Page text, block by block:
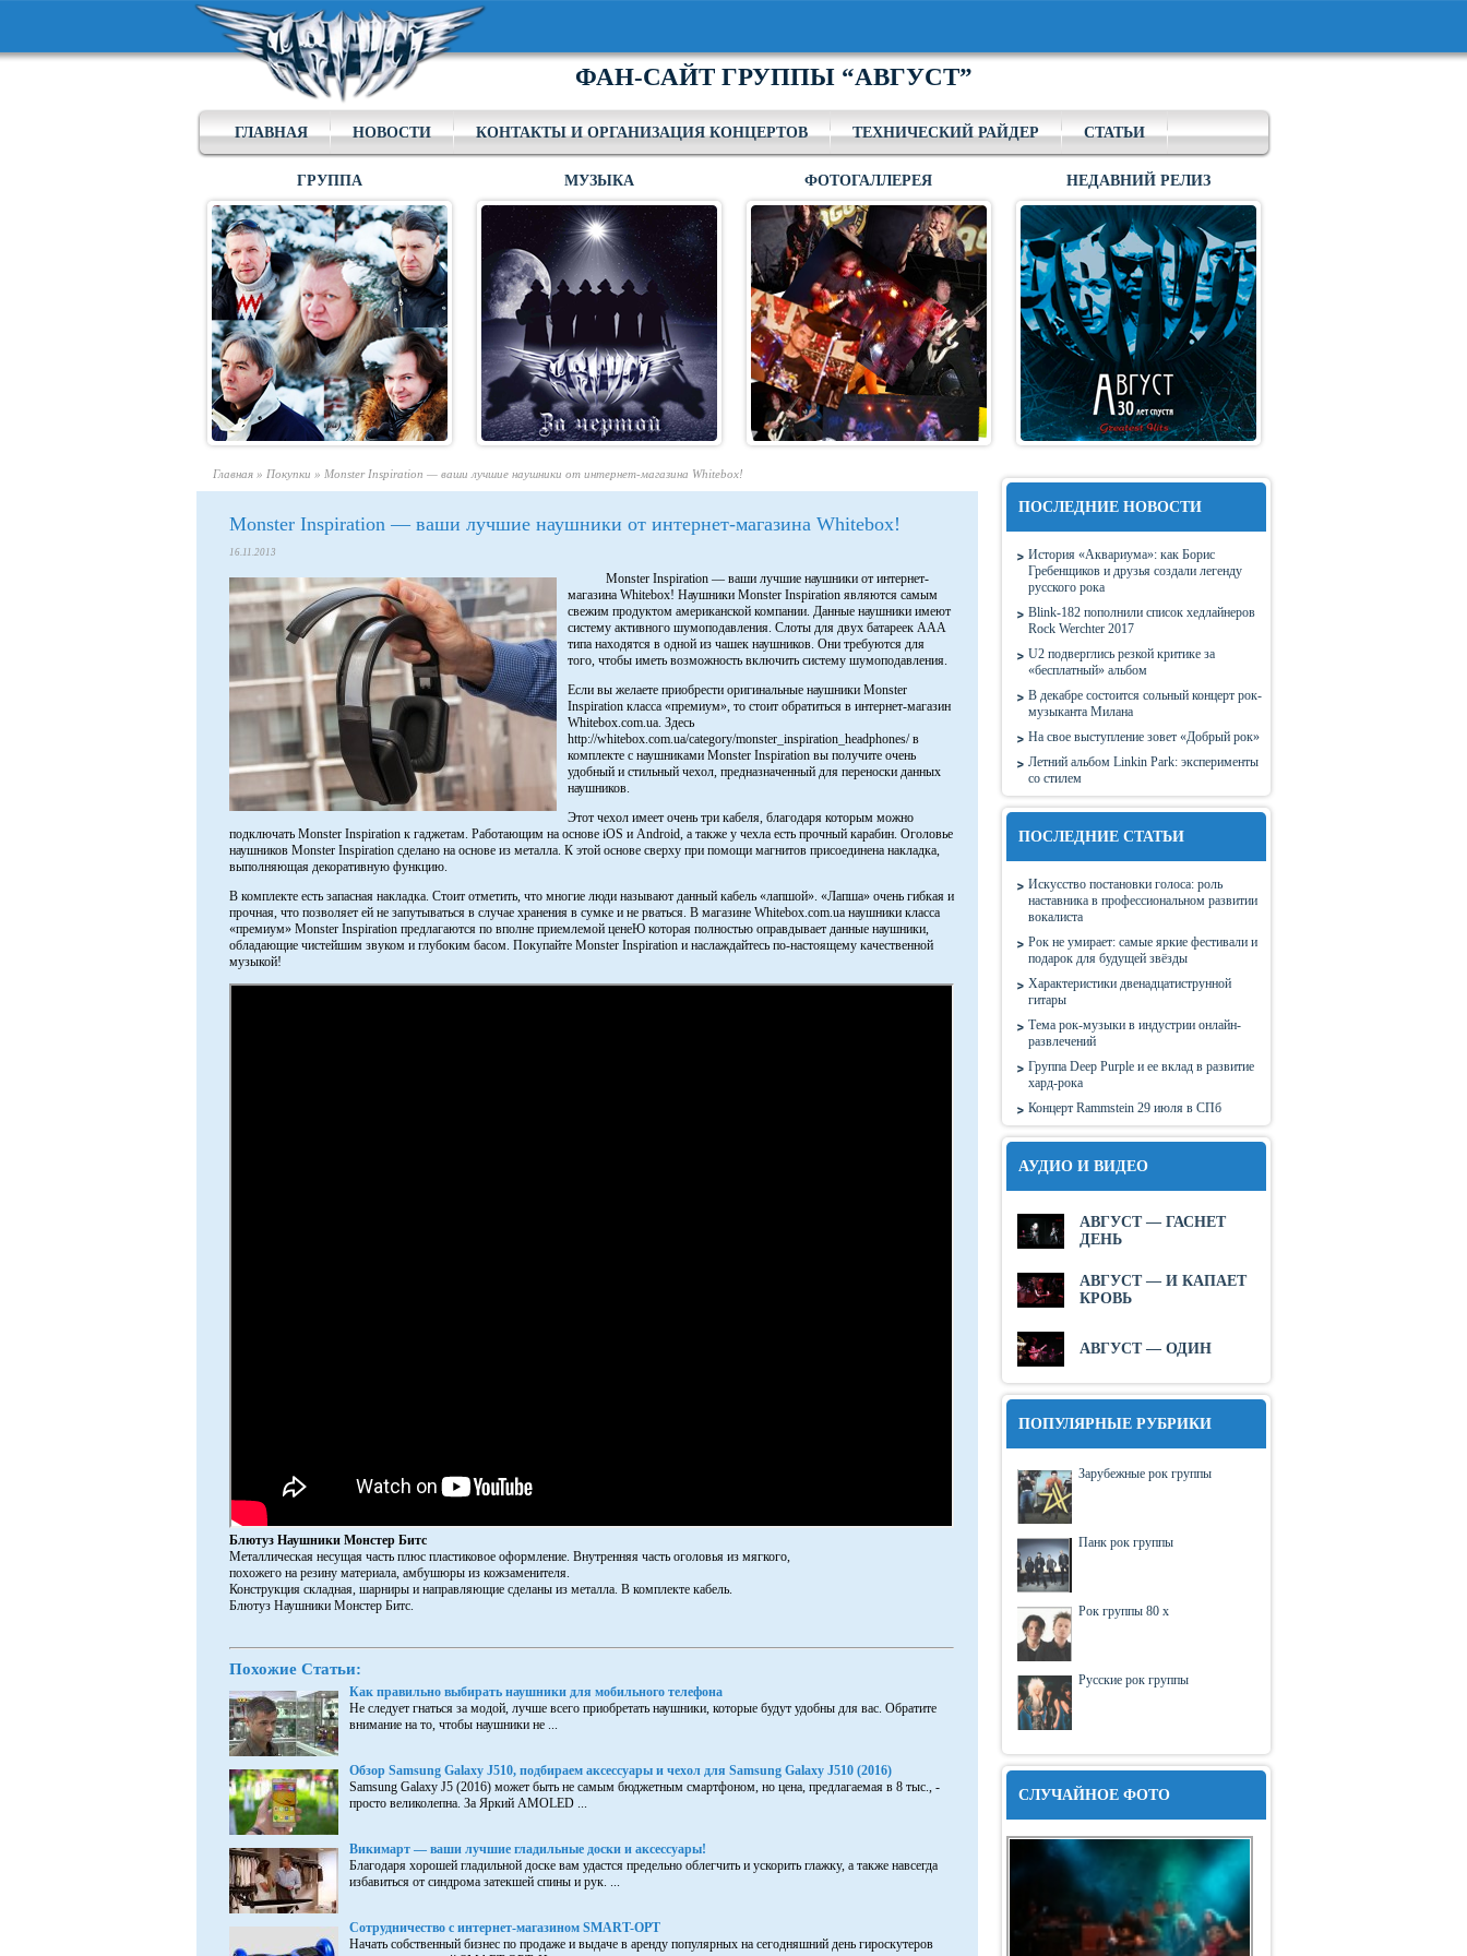
ФАН-САЙТ ГРУППЫ “АВГУСТ”
ГЛАВНАЯ НОВОСТИ КОНТАКТЫ И ОРГАНИЗАЦИЯ КОНЦЕРТОВ ТЕХНИЧЕСКИЙ РАЙДЕР СТАТЬИ
ГРУППА МУЗЫКА ФОТОГАЛЛЕРЕЯ НЕДАВНИЙ РЕЛИЗ
Главная » Покупки » Monster Inspiration — ваши лучшие наушники от интернет-магазина Whitebox!
Monster Inspiration — ваши лучшие наушники от интернет-магазина Whitebox!
16.11.2013
Monster Inspiration — ваши лучшие наушники от интернет-
магазина Whitebox! Наушники Monster Inspiration являются самым
свежим продуктом американской компании. Данные наушники имеют
систему активного шумоподавления. Слоты для двух батареек ААА
типа находятся в одной из чашек наушников. Они требуются для
того, чтобы иметь возможность включить систему шумоподавления.
Если вы желаете приобрести оригинальные наушники Monster
Inspiration класса «премиум», то стоит обратиться в интернет-магазин
Whitebox.com.ua. Здесь
http://whitebox.com.ua/category/monster_inspiration_headphones/ в
комплекте с наушниками Monster Inspiration вы получите очень
удобный и стильный чехол, предназначенный для переноски данных
наушников.
Этот чехол имеет очень три кабеля, благодаря которым можно
подключать Monster Inspiration к гаджетам. Работающим на основе iOS и Android, а также у чехла есть прочный карабин. Оголовье
наушников Monster Inspiration сделано на основе из металла. К этой основе сверху при помощи магнитов присоединена накладка,
выполняющая декоративную функцию.
В комплекте есть запасная накладка. Стоит отметить, что многие люди называют данный кабель «лапшой». «Лапша» очень гибкая и
прочная, что позволяет ей не запутываться в случае хранения в сумке и не рваться. В магазине Whitebox.com.ua наушники класса
«премиум» Monster Inspiration предлагаются по вполне приемлемой ценеЮ которая полностью оправдывает данные наушники,
обладающие чистейшим звуком и глубоким басом. Покупайте Monster Inspiration и наслаждайтесь по-настоящему качественной
музыкой!
Блютуз Наушники Монстер Битс
Металлическая несущая часть плюс пластиковое оформление. Внутренняя часть оголовья из мягкого,
похожего на резину материала, амбушюры из кожзаменителя.
Конструкция складная, шарниры и направляющие сделаны из металла. В комплекте кабель.
Блютуз Наушники Монстер Битс.
Похожие Статьи:
Как правильно выбирать наушники для мобильного телефона
Не следует гнаться за модой, лучше всего приобретать наушники, которые будут удобны для вас. Обратите
внимание на то, чтобы наушники не ...
Обзор Samsung Galaxy J510, подбираем аксессуары и чехол для Samsung Galaxy J510 (2016)
Samsung Galaxy J5 (2016) может быть не самым бюджетным смартфоном, но цена, предлагаемая в 8 тыс., -
просто великолепна. За Яркий AMOLED ...
Викимарт — ваши лучшие гладильные доски и аксессуары!
Благодаря хорошей гладильной доске вам удастся предельно облегчить и ускорить глажку, а также навсегда
избавиться от синдрома затекшей спины и рук. ...
Сотрудничество с интернет-магазином SMART-OPT
Начать собственный бизнес по продаже и выдаче в аренду популярных на сегодняшний день гироскутеров
ПОСЛЕДНИЕ НОВОСТИ
История «Аквариума»: как Борис
Гребенщиков и друзья создали легенду
русского рока
Blink-182 пополнили список хедлайнеров
Rock Werchter 2017
U2 подверглись резкой критике за
«бесплатный» альбом
В декабре состоится сольный концерт рок-
музыканта Милана
На свое выступление зовет «Добрый рок»
Летний альбом Linkin Park: эксперименты
со стилем
ПОСЛЕДНИЕ СТАТЬИ
Искусство постановки голоса: роль
наставника в профессиональном развитии
вокалиста
Рок не умирает: самые яркие фестивали и
подарок для будущей звёзды
Характеристики двенадцатиструнной
гитары
Тема рок-музыки в индустрии онлайн-
развлечений
Группа Deep Purple и ее вклад в развитие
хард-рока
Концерт Rammstein 29 июля в СПб
АУДИО И ВИДЕО
АВГУСТ — ГАСНЕТ
ДЕНЬ
АВГУСТ — И КАПАЕТ
КРОВЬ
АВГУСТ — ОДИН
ПОПУЛЯРНЫЕ РУБРИКИ
Зарубежные рок группы
Панк рок группы
Рок группы 80 х
Русские рок группы
СЛУЧАЙНОЕ ФОТО